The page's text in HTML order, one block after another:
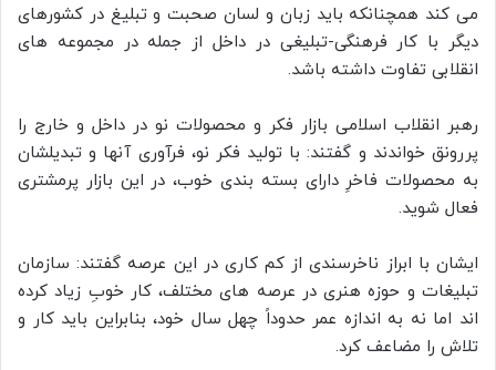
می کند همچنانکه باید زبان و لسان صحبت و تبلیغ در کشورهای
دیگر با کار فرهنگی-تبلیغی در داخل از جمله در مجموعه های
انقلابی تفاوت داشته باشد.
رهبر انقلاب اسلامی بازار فکر و محصولات نو در داخل و خارج را
پررونق خواندند و گفتند: با تولید فکر نو، فرآوری آنها و تبدیلشان
به محصولات فاخرِ دارای بسته بندی خوب، در این بازار پرمشتری
فعال شوید.
ایشان با ابراز ناخرسندی از کم کاری در این عرصه گفتند: سازمان
تبلیغات و حوزه هنری در عرصه های مختلف، کار خوبِ زیاد کرده
اند اما نه به اندازه عمر حدوداً چهل سال خود، بنابراین باید کار و
تلاش را مضاعف کرد.